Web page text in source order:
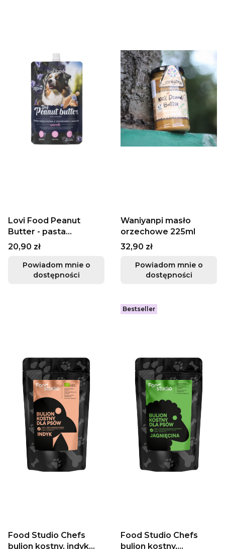
Lovi Food Peanut
Butter - pasta
orzechowa z
siemieniem lnianym,
300g
Cena
20,90 zł
Powiadom mnie o
dostępności
Waniyanpi masło
orzechowe 225ml
Cena
32,90 zł
Powiadom mnie o
dostępności
Food Studio Chefs
bulion kostny, indyk
Bestseller
Food Studio Chefs
bulion kostny,